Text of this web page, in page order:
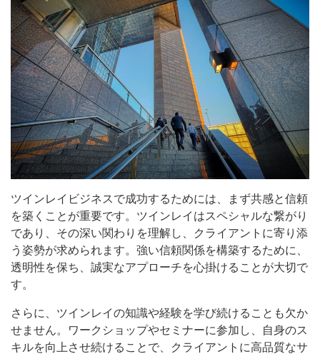
ツインレイビジネスで成功するためには、まず共感と信頼
を築くことが重要です。ツインレイはスペシャルな繋がり
であり、その深い関わりを理解し、クライアントに寄り添
う姿勢が求められます。強い信頼関係を構築するために、
透明性を保ち、誠実なアプローチを心掛けることが大切で
す。
さらに、ツインレイの知識や経験を学び続けることも欠か
せません。ワークショップやセミナーに参加し、自身のス
キルを向上させ続けることで、クライアントに高品質なサ